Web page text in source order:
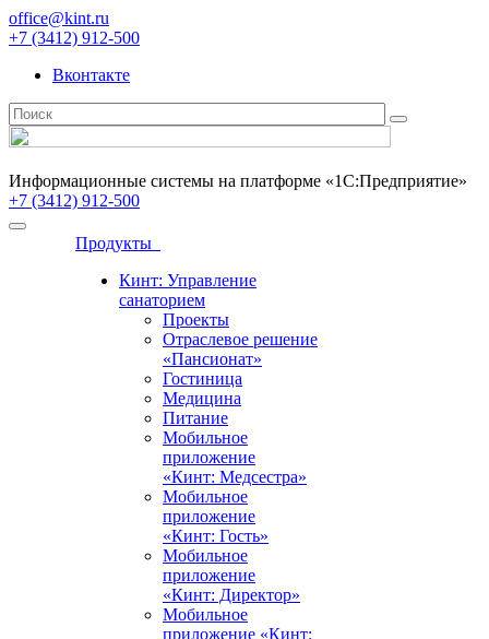
office@kint.ru
+7 (3412) 912-500
Вконтакте
Информационные системы на платформе «1С:Предприятие»
+7 (3412) 912-500
Продукты
Кинт: Управление
санаторием
Проекты
Отраслевое решение
«Пансионат»
Гостиница
Медицина
Питание
Мобильное
приложение
«Кинт: Медсестра»
Мобильное
приложение
«Кинт: Гость»
Мобильное
приложение
«Кинт: Директор»
Мобильное
приложение «Кинт: